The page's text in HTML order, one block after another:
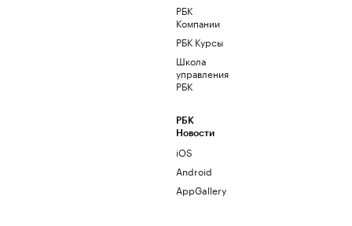
РБК
Компании
РБК Курсы
Школа
управления
РБК
РБК
Новости
iOS
Android
AppGallery